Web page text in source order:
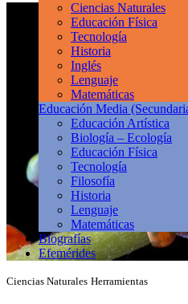
Ciencias Naturales
Educación Física
Tecnología
Historia
Inglés
Lenguaje
Matemáticas
Educación Media
Educación Artística
Biología – Ecología
Educación Física
Tecnología
Filosofía
Historia
Lenguaje
Matemáticas
Biografías
Efemérides
Ciencias Naturales Herramientas